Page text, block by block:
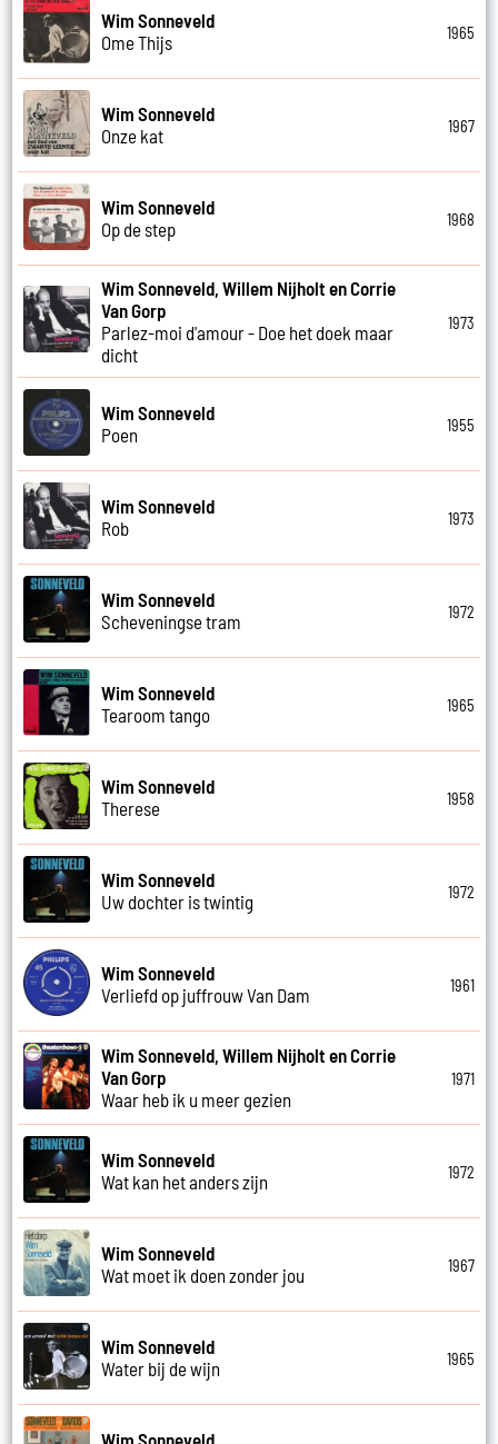
Wim Sonneveld
Ome Thijs
1965
Wim Sonneveld
Onze kat
1967
Wim Sonneveld
Op de step
1968
Wim Sonneveld, Willem Nijholt en Corrie
Van Gorp
Parlez-moi d'amour - Doe het doek maar
dicht
1973
Wim Sonneveld
Poen
1955
Wim Sonneveld
Rob
1973
Wim Sonneveld
Scheveningse tram
1972
Wim Sonneveld
Tearoom tango
1965
Wim Sonneveld
Therese
1958
Wim Sonneveld
Uw dochter is twintig
1972
Wim Sonneveld
Verliefd op juffrouw Van Dam
1961
Wim Sonneveld, Willem Nijholt en Corrie
Van Gorp
Waar heb ik u meer gezien
1971
Wim Sonneveld
Wat kan het anders zijn
1972
Wim Sonneveld
Wat moet ik doen zonder jou
1967
Wim Sonneveld
Water bij de wijn
1965